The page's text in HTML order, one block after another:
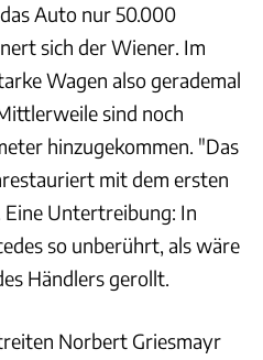
Auto nur 50.000
sich der Wiener. Im
Wagen also gerademal
sind noch
hinzugekommen. "Das
mit dem ersten
Untertreibung: In
so unberührt, als wäre
Händlers gerollt.
Norbert Griesmayr